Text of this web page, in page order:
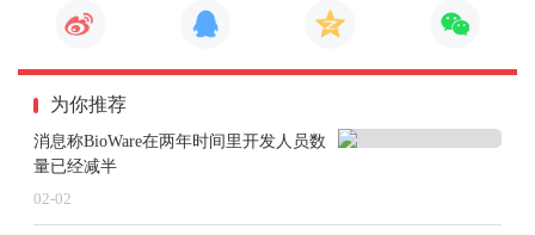
为你推荐
消息称BioWare在两年时间里开发人员数
量已经减半
02-02